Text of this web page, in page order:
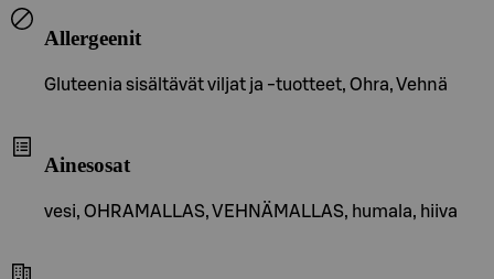
Allergeenit
Gluteenia sisältävät viljat ja -tuotteet, Ohra, Vehnä
Ainesosat
vesi, OHRAMALLAS, VEHNÄMALLAS, humala, hiiva